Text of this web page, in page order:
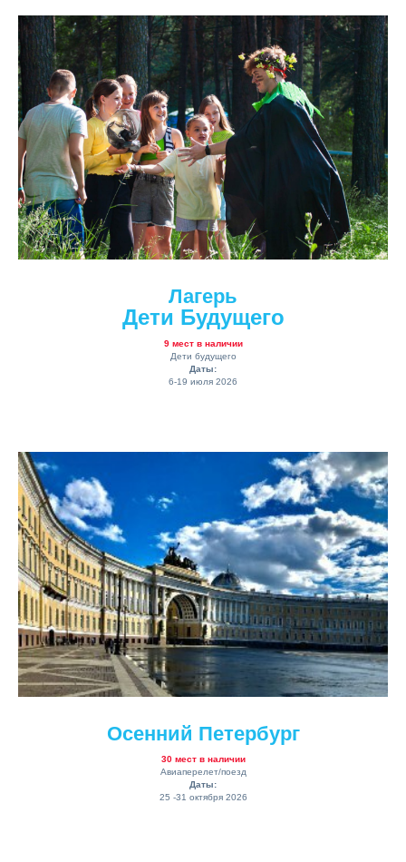
Лагерь
Дети Будущего
9 мест в наличии
Дети будущего
Даты:
6-19 июля 2026
Осенний Петербург
30 мест в наличии
Авиаперелет/поезд
Даты:
25 -31 октября 2026